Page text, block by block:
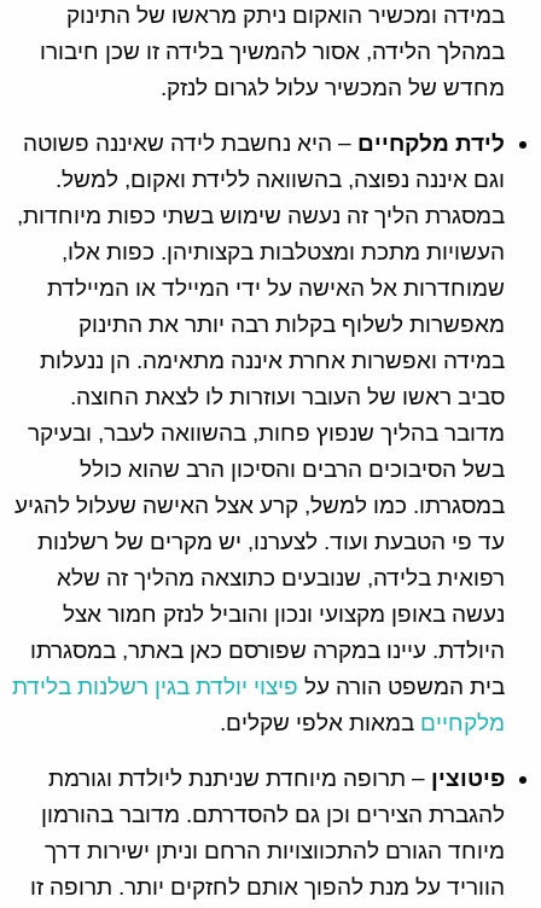
במידה ומכשיר הואקום ניתק מראשו של התינוק
במהלך הלידה, אסור להמשיך בלידה זו שכן חיבורו
מחדש של המכשיר עלול לגרום לנזק.
לידת מלקחיים – היא נחשבת לידה שאיננה פשוטה
וגם איננה נפוצה, בהשוואה ללידת ואקום, למשל.
במסגרת הליך זה נעשה שימוש בשתי כפות מיוחדות,
העשויות מתכת ומצטלבות בקצותיהן. כפות אלו,
שמוחדרות אל האישה על ידי המיילד או המיילדת
מאפשרות לשלוף בקלות רבה יותר את התינוק
במידה ואפשרות אחרת איננה מתאימה. הן ננעלות
סביב ראשו של העובר ועוזרות לו לצאת החוצה.
מדובר בהליך שנפוץ פחות, בהשוואה לעבר, ובעיקר
בשל הסיבוכים הרבים והסיכון הרב שהוא כולל
במסגרתו. כמו למשל, קרע אצל האישה שעלול להגיע
עד פי הטבעת ועוד. לצערנו, יש מקרים של רשלנות
רפואית בלידה, שנובעים כתוצאה מהליך זה שלא
נעשה באופן מקצועי ונכון והוביל לנזק חמור אצל
היולדת. עיינו במקרה שפורסם כאן באתר, במסגרתו
בית המשפט הורה על פיצוי יולדת בגין רשלנות בלידת
מלקחיים במאות אלפי שקלים.
פיטוצין – תרופה מיוחדת שניתנת ליולדת וגורמת
להגברת הצירים וכן גם להסדרתם. מדובר בהורמון
מיוחד הגורם להתכווצויות הרחם וניתן ישירות דרך
הווריד על מנת להפוך אותם לחזקים יותר. תרופה זו